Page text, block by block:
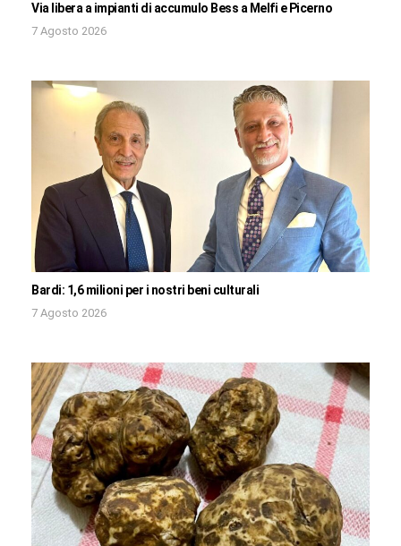
Via libera a impianti di accumulo Bess a Melfi e Picerno
7 Agosto 2026
Bardi: 1,6 milioni per i nostri beni culturali
7 Agosto 2026